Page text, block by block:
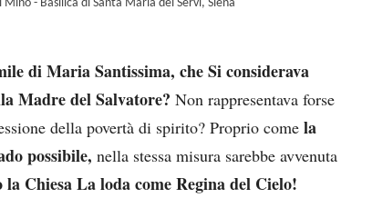
- Basilica di Santa Maria dei Servi, Siena
di Maria Santissima, che Si considerava
Madre del Salvatore? Non rappresentava forse
della povertà di spirito? Proprio come la
possibile, nella stessa misura sarebbe avvenuta
la Chiesa La loda come Regina del Cielo!